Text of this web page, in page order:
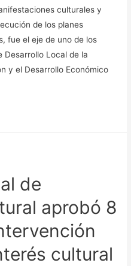
culturales y
de los planes
fue el eje de uno de los
Desarrollo Local de la
y el Desarrollo Económico
de
aprobó 8
cultural